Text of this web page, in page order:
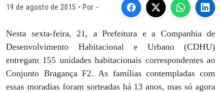
19 de agosto de 2015 • Por -
Nesta sexta-feira, 21, a Prefeitura e a Companhia de
Desenvolvimento Habitacional e Urbano (CDHU)
entregam 155 unidades habitacionais correspondentes ao
Conjunto Bragança F2. As famílias contempladas com
essas moradias foram sorteadas há 13 anos, mas só agora